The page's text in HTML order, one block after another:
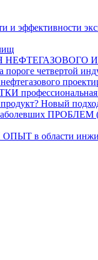
эффективности
четвертой
Новый
ПРОБЛЕМ
области